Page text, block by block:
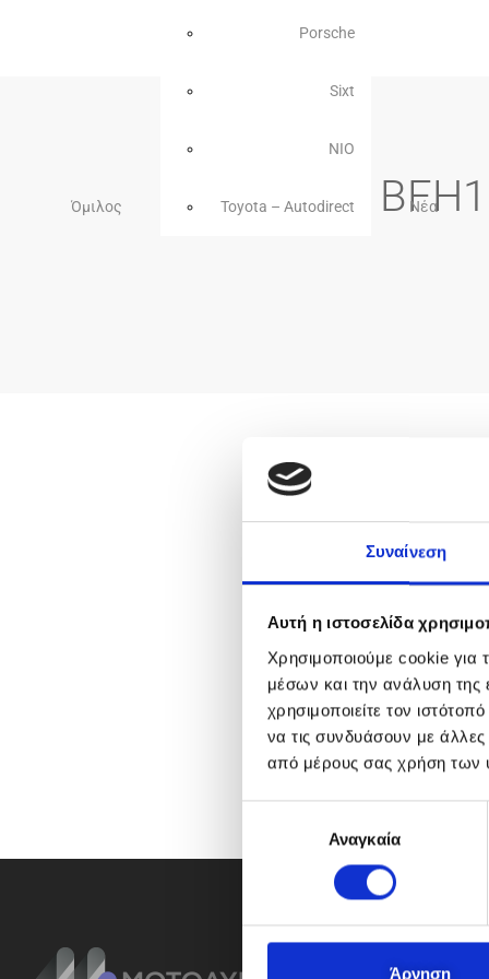
Συναίνεση
Αυτή η ιστοσελίδα
Χρησιμοποιούμε cookie για
μέσων και την ανάλυση της
χρησιμοποιείτε τον
να τις συνδυάσουν με
από μέρους σας χρήση των
ή
Αναγκαία
Άρνηση
Όμιλος
Porsche
Sixt
NIO
Toyota – Autodirect Νέα